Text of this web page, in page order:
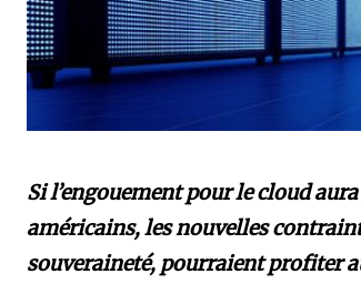
Si l’engouement pour le cloud
américains, les nouvelles
souveraineté, pourraient profiter